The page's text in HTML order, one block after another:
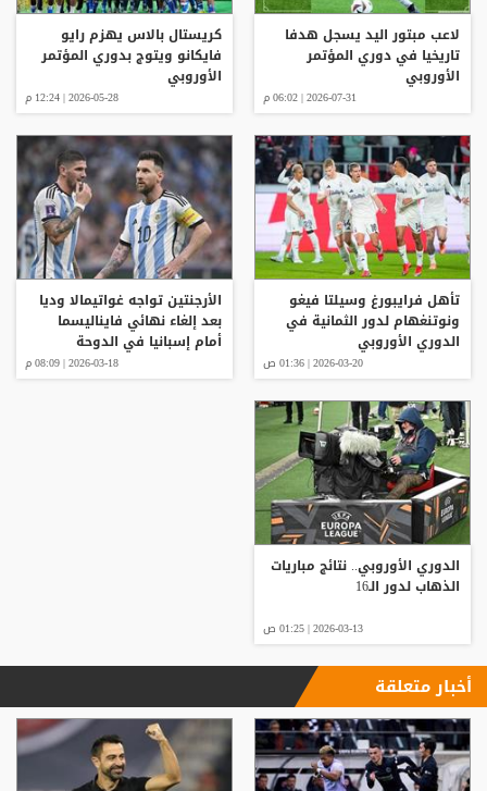
لاعب مبتور اليد يسجل هدفا
تاريخيا في دوري المؤتمر
الأوروبي
2026-07-31 | 06:02 م
كريستال بالاس يهزم رايو
فايكانو ويتوج بدوري المؤتمر
الأوروبي
2026-05-28 | 12:24 م
تأهل فرايبورغ وسيلتا فيغو
ونوتنغهام لدور الثمانية في
الدوري الأوروبي
2026-03-20 | 01:36 ص
الأرجنتين تواجه غواتيمالا وديا
بعد إلغاء نهائي فايناليسما
أمام إسبانيا في الدوحة
2026-03-18 | 08:09 م
الدوري الأوروبي.. نتائج مباريات
الذهاب لدور الـ16
2026-03-13 | 01:25 ص
أخبار متعلقة